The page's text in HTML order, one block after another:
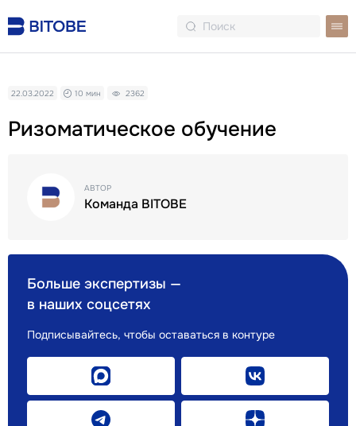
Ризоматическое обучение
22.03.2022 10 мин 2362
Больше экспертизы —
в наших соцсетях
Подписывайтесь, чтобы оставаться в контуре
АВТОР
Команда BITOBE